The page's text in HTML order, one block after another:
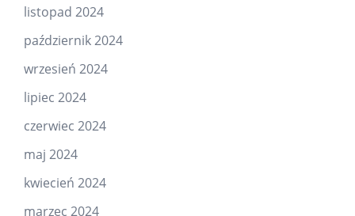
listopad 2024
październik 2024
wrzesień 2024
lipiec 2024
czerwiec 2024
maj 2024
kwiecień 2024
marzec 2024